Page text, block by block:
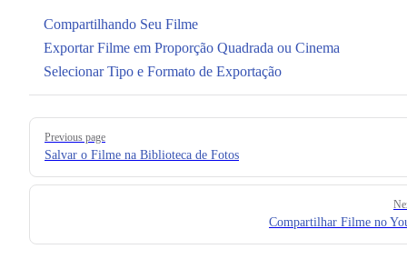
Compartilhando Seu Filme
Exportar Filme em Proporção Quadrada ou Cinema
Selecionar Tipo e Formato de Exportação
Pager
Previous page
Salvar o Filme na Biblioteca de Fotos
Compartilhar Filme no